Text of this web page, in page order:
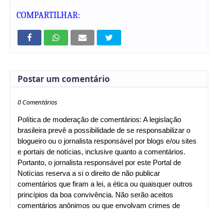
COMPARTILHAR:
Postar um comentário
0 Comentários
Política de moderação de comentários: A legislação
brasileira prevê a possibilidade de se responsabilizar o
blogueiro ou o jornalista responsável por blogs e/ou sites
e portais de notícias, inclusive quanto a comentários.
Portanto, o jornalista responsável por este Portal de
Notícias reserva a si o direito de não publicar
comentários que firam a lei, a ética ou quaisquer outros
princípios da boa convivência. Não serão aceitos
comentários anônimos ou que envolvam crimes de